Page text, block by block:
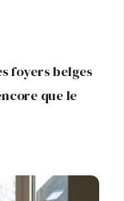
foyers belges
que le